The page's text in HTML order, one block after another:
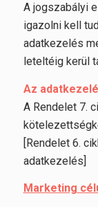
A jogszabályi
igazolni kell
adatkezelés
leteltéig kerül
Az
A Rendelet 7.
[Rendelet 6.
adatkezelés]
Marketing